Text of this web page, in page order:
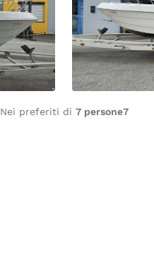
Nei preferiti di 7 persone7